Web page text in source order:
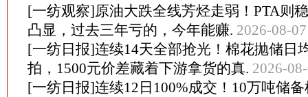
[一纺观察]原油大跌全线芳烃走弱！PTA则
凸显，过去三年亏的，今年能赚. 2026-08-07
[一纺日报]连续14天全部抢光！棉花抛储日
拍，1500元价差藏着下游拿货的真. 2026-
[一纺日报]连续12日100%成交！10万吨储